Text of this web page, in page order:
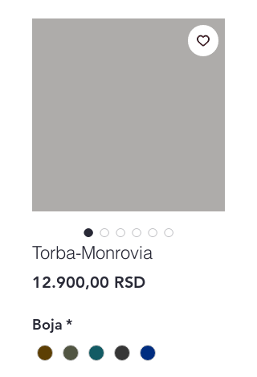
Torba-Monrovia
12.900,00 RSDPrice
Boja *